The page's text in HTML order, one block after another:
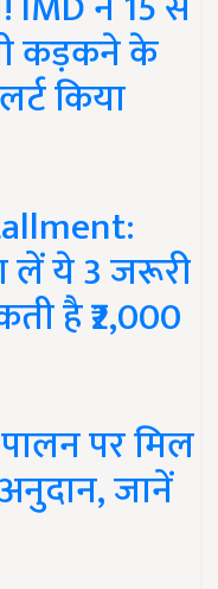
कड़कने के
किया
लें ये 3 जरूरी
है ₹2,000
पर मिल
जानें